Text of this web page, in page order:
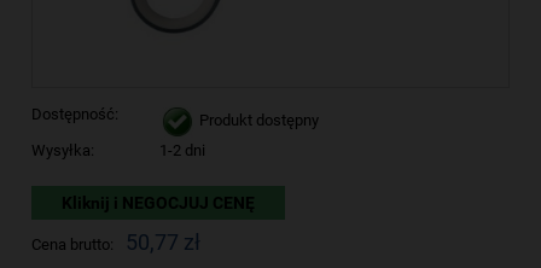
Dostępność:
Produkt dostępny
Wysyłka:
1-2 dni
Kliknij i NEGOCJUJ CENĘ
Cena brutto: 50,77 zł